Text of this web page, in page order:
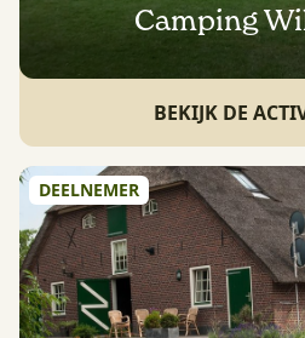
Camping
BEKIJK DE
DEELNEMER